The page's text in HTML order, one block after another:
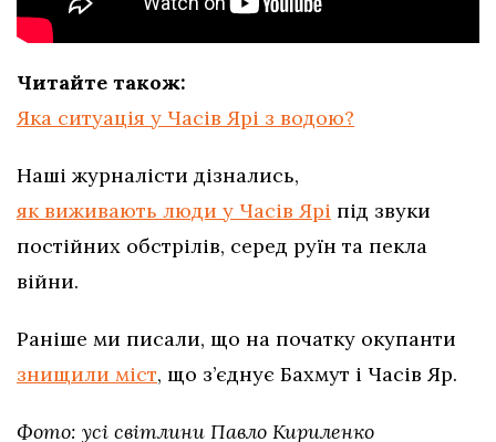
Читайте також:
Яка ситуація у Часів Ярі з водою?
Наші журналісти дізнались,
як виживають люди у Часів Ярі під звуки
постійних обстрілів, серед руїн та пекла
війни.
Раніше ми писали, що на початку окупанти
знищили міст, що з’єднує Бахмут і Часів Яр.
Фото: усі світлини Павло Кириленко